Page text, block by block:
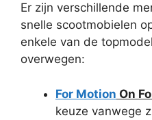
Er zijn verschillende
snelle scootmobielen
enkele van de
overwegen:
For Motion On
keuze vanwege